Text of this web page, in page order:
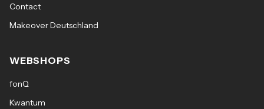
Contact
Makeover Deutschland
WEBSHOPS
fonQ
Kwantum